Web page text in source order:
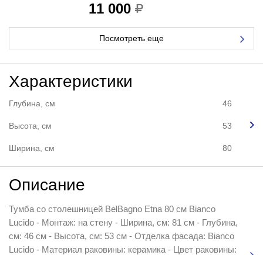
11 000
Посмотреть еще
Характеристики
Глубина, см 46
Высота, см 53
Ширина, см 80
Описание
Тумба со столешницей BelBagno Etna 80 см Bianco
Lucido - Монтаж: на стену - Ширина, см: 81 см - Глубина,
см: 46 см - Высота, см: 53 см - Отделка фасада: Bianco
Lucido - Материал раковины: керамика - Цвет раковины: